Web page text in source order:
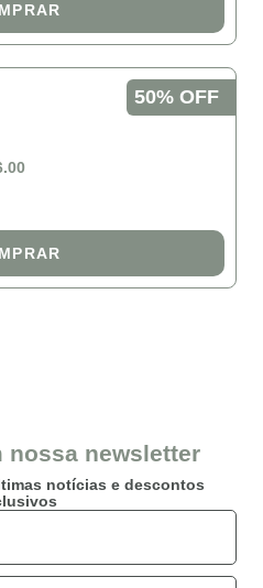
50% OFF
nossa newsletter
notícias e descontos